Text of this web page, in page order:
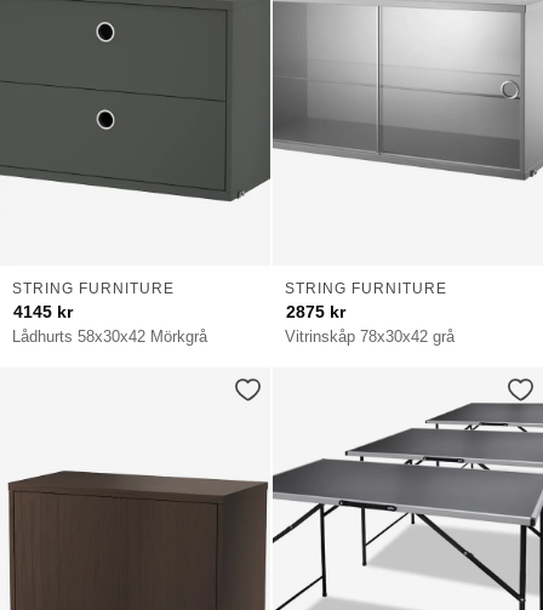
Lådhurts 58x30x42 Mörkgrå
STRING FURNITURE
4145 kr
Vitrinskåp 78x30x42 grå
STRING FURNITURE
2875 kr